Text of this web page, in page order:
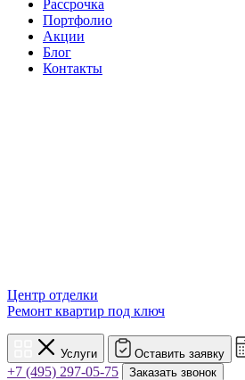
Рассрочка
Портфолио
Акции
Блог
Контакты
Центр отделки
Ремонт квартир под ключ
Услуги Оставить заявку
+7 (495) 297-05-75
Заказать звонок